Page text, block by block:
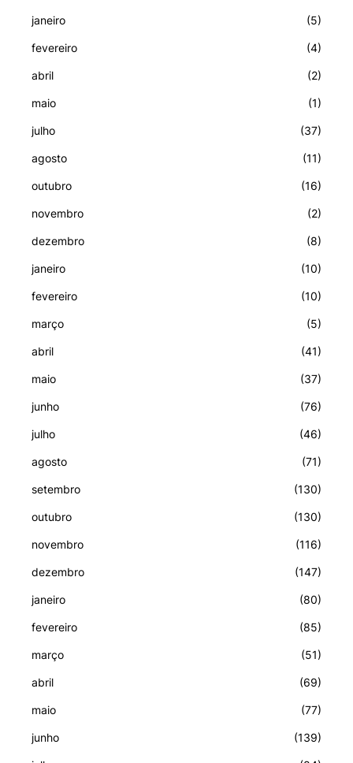
janeiro (5)
fevereiro (4)
abril (2)
maio (1)
julho (37)
agosto (11)
outubro (16)
novembro (2)
dezembro (8)
janeiro (10)
fevereiro (10)
março (5)
abril (41)
maio (37)
junho (76)
julho (46)
agosto (71)
setembro (130)
outubro (130)
novembro (116)
dezembro (147)
janeiro (80)
fevereiro (85)
março (51)
abril (69)
maio (77)
junho (139)